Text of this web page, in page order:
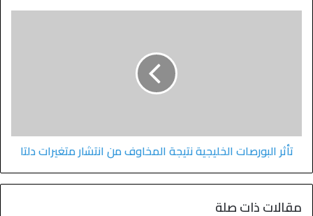
تأثر البورصات الخليجية نتيجة المخاوف من انتشار متغيرات دلتا
مقالات ذات صلة